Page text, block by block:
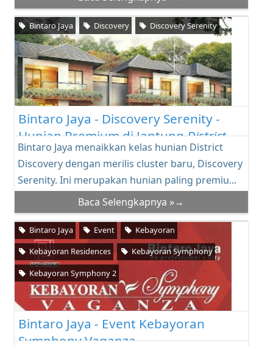
Bintaro Jaya - Discovery Serenity -
Hunian Premium di JantungDistrict
Bintaro Jaya Discovery Discovery Serenity
Bintaro Jaya menaikkan kelas hunian District
Discovery dengan merilis cluster baru, Discovery
Serenity. Ini merupakan hunian paling premiu...
Baca Selengkapnya »→
Bintaro Jaya - Event Kebayoran
Symphony Vaganza
Bintaro Jaya Event
Kebayoran
Kebayoran Residences
Kebayoran Symphony
Kebayoran Symphony 2